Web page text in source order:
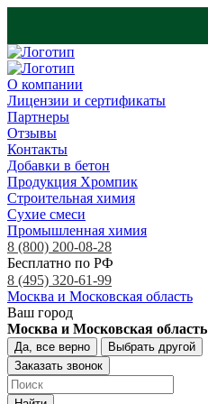
О компании
Лицензии и сертификаты
Партнеры
Отзывы
Контакты
Добавки в бетон
Продукция Хромпик
Строительная химия
Сухие смеси
Промышленная химия
8 (800) 200-08-28
Бесплатно по РФ
8 (495) 320-61-99
Москва и Московская область
Ваш город
Москва и Московская область
Да, все верно
Выбрать другой
Заказать звонок